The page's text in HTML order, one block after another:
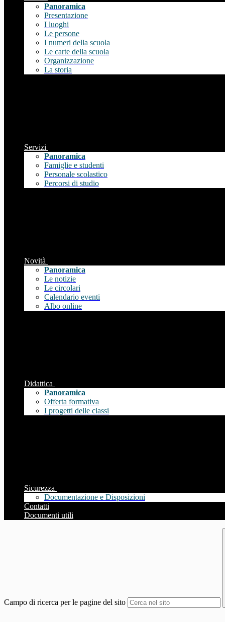
Panoramica
Presentazione
I luoghi
Le persone
I numeri della scuola
Le carte della scuola
Organizzazione
La storia
Servizi
Panoramica
Famiglie e studenti
Personale scolastico
Percorsi di studio
Novità
Panoramica
Le notizie
Le circolari
Calendario eventi
Albo online
Didattica
Panoramica
Offerta formativa
I progetti delle classi
Sicurezza
Documentazione e Disposizioni
Contatti
Documenti utili
Campo di ricerca per le pagine del sito